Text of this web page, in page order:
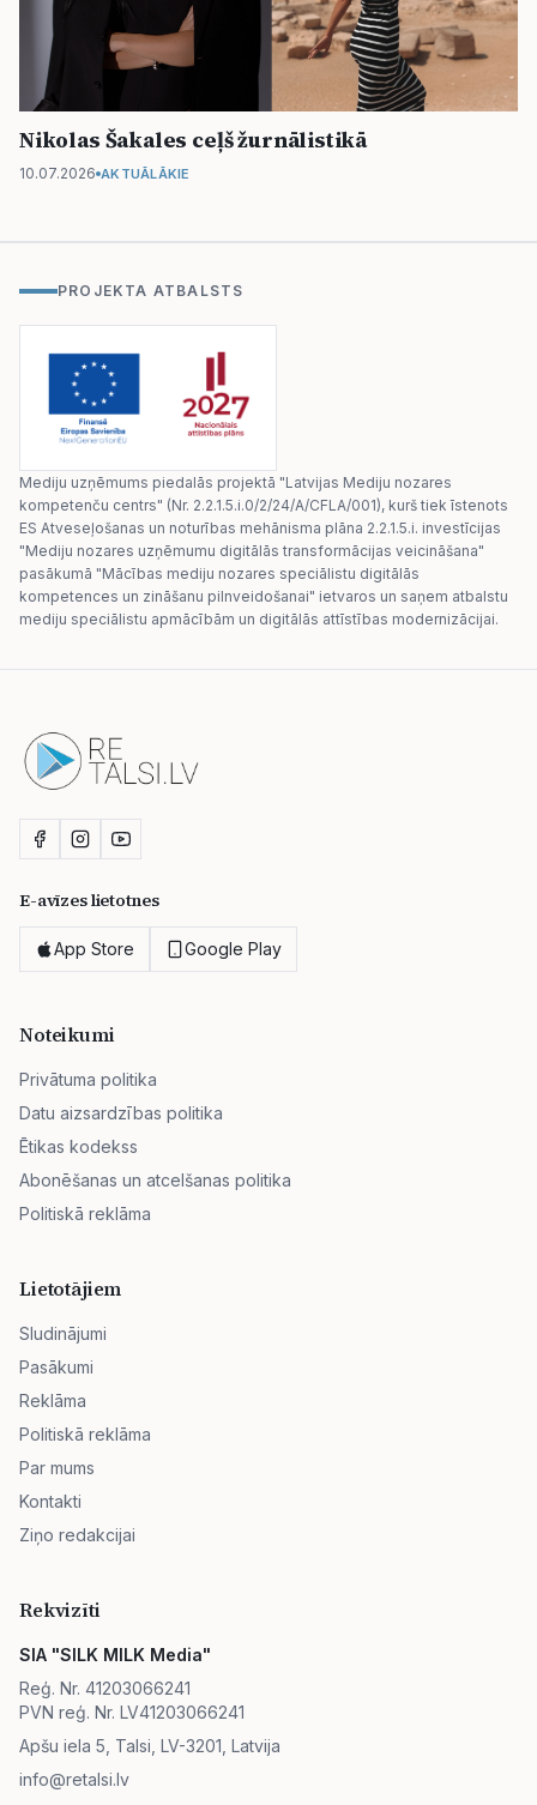
Nikolas Šakales ceļš žurnālistikā
10.07.2026 AKTUĀLĀKIE
PROJEKTA ATBALSTS
Mediju uzņēmums piedalās projektā "Latvijas Mediju nozares
kompetenču centrs" (Nr. 2.2.1.5.i.0/2/24/A/CFLA/001), kurš tiek īstenots
ES Atveseļošanas un noturības mehānisma plāna 2.2.1.5.i. investīcijas
"Mediju nozares uzņēmumu digitālās transformācijas veicināšana"
pasākumā "Mācības mediju nozares speciālistu digitālās
kompetences un zināšanu pilnveidošanai" ietvaros un saņem atbalstu
mediju speciālistu apmācībām un digitālās attīstības modernizācijai.
E-avīzes lietotnes
App Store Google Play
Noteikumi
Privātuma politika
Datu aizsardzības politika
Ētikas kodekss
Abonēšanas un atcelšanas politika
Politiskā reklāma
Lietotājiem
Sludinājumi
Pasākumi
Reklāma
Politiskā reklāma
Par mums
Kontakti
Ziņo redakcijai
Rekvizīti
SIA "SILK MILK Media"
Reģ. Nr. 41203066241
PVN reģ. Nr. LV41203066241
Apšu iela 5, Talsi, LV-3201, Latvija
info@retalsi.lv